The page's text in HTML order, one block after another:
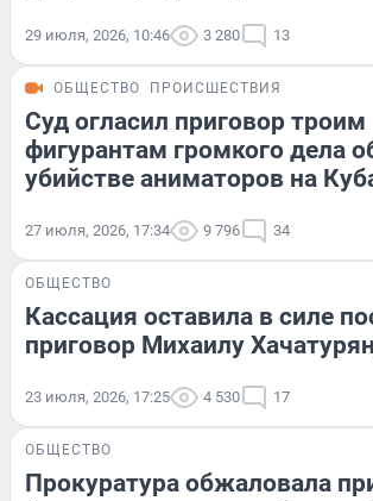
29 июля, 2026, 10:46 3 280 13
ОБЩЕСТВО ПРОИСШЕСТВИЯ
Суд огласил приговор троим
фигурантам громкого дела
убийстве аниматоров на
27 июля, 2026, 17:34 9 796 34
ОБЩЕСТВО
Кассация оставила в силе
приговор Михаилу
23 июля, 2026, 17:25 4 530 17
ОБЩЕСТВО
Прокуратура обжаловала